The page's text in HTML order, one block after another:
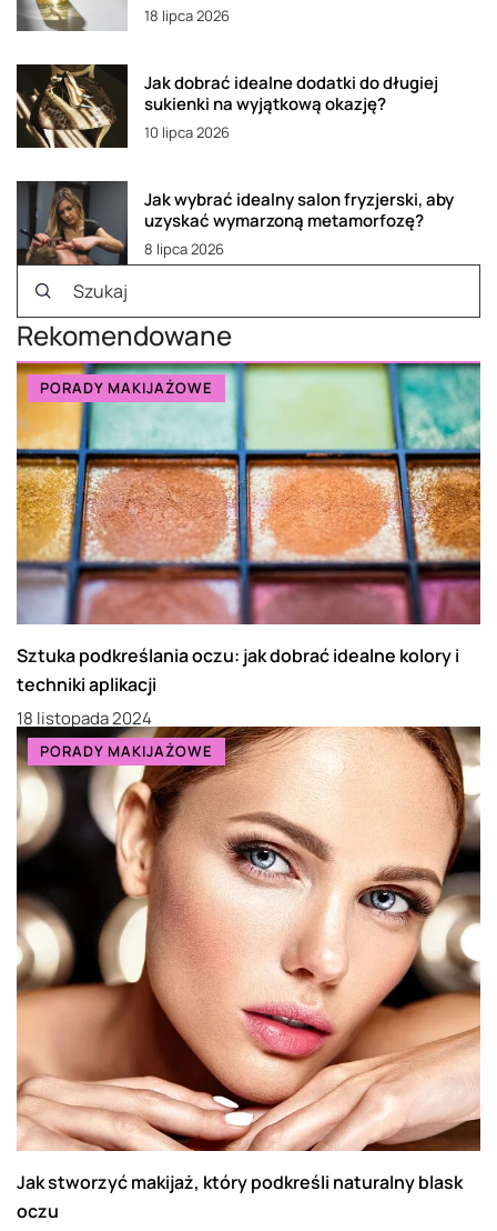
18 lipca 2026
Jak dobrać idealne dodatki do długiej
sukienki na wyjątkową okazję?
10 lipca 2026
Jak wybrać idealny salon fryzjerski, aby
uzyskać wymarzoną metamorfozę?
8 lipca 2026
Rekomendowane
PORADY MAKIJAŻOWE
Sztuka podkreślania oczu: jak dobrać idealne kolory i
techniki aplikacji
18 listopada 2024
PORADY MAKIJAŻOWE
Jak stworzyć makijaż, który podkreśli naturalny blask
oczu